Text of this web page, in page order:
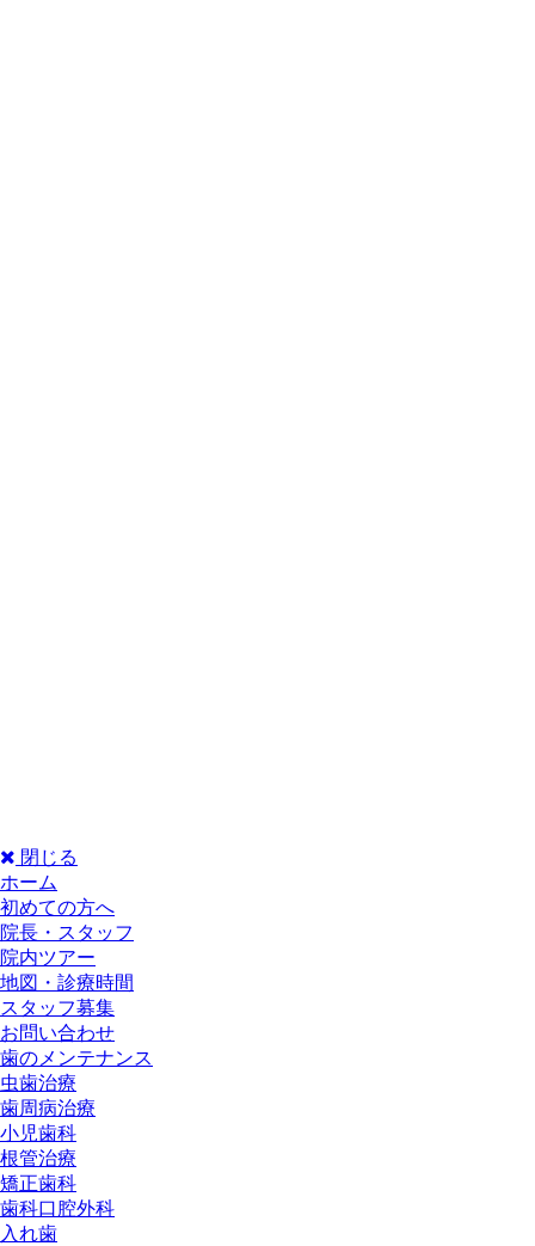
閉じる
ホーム
初めての方へ
院長・スタッフ
院内ツアー
地図・診療時間
スタッフ募集
お問い合わせ
歯のメンテナンス
虫歯治療
歯周病治療
小児歯科
根管治療
矯正歯科
歯科口腔外科
入れ歯